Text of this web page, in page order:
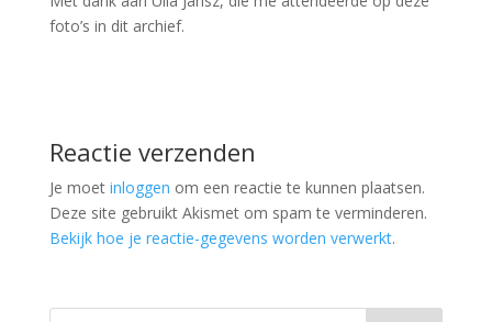
foto’s in dit archief.
Reactie verzenden
Je moet inloggen om een reactie te kunnen plaatsen.
Deze site gebruikt Akismet om spam te verminderen.
Bekijk hoe je reactie-gegevens worden verwerkt.